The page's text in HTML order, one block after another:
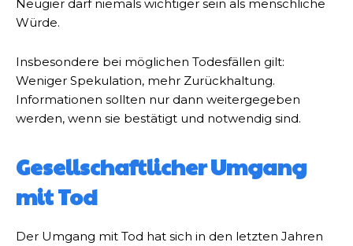
Neugier darf niemals wichtiger sein als menschliche
Würde.
Insbesondere bei möglichen Todesfällen gilt:
Weniger Spekulation, mehr Zurückhaltung.
Informationen sollten nur dann weitergegeben
werden, wenn sie bestätigt und notwendig sind.
Gesellschaftlicher Umgang
mit Tod
Der Umgang mit Tod hat sich in den letzten Jahren